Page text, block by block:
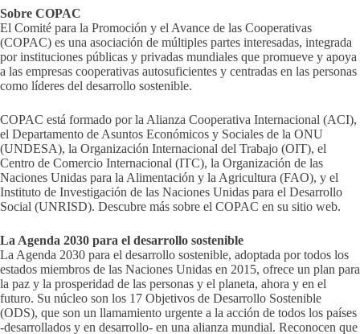
Sobre COPAC
El Comité para la Promoción y el Avance de las Cooperativas
(COPAC) es una asociación de múltiples partes interesadas, integrada
por instituciones públicas y privadas mundiales que promueve y apoya
a las empresas cooperativas autosuficientes y centradas en las personas
como líderes del desarrollo sostenible.
COPAC está formado por la Alianza Cooperativa Internacional (ACI),
el Departamento de Asuntos Económicos y Sociales de la ONU
(UNDESA), la Organización Internacional del Trabajo (OIT), el
Centro de Comercio Internacional (ITC), la Organización de las
Naciones Unidas para la Alimentación y la Agricultura (FAO), y el
Instituto de Investigación de las Naciones Unidas para el Desarrollo
Social (UNRISD). Descubre más sobre el COPAC en su sitio web.
La Agenda 2030 para el desarrollo sostenible
La Agenda 2030 para el desarrollo sostenible, adoptada por todos los
estados miembros de las Naciones Unidas en 2015, ofrece un plan para
la paz y la prosperidad de las personas y el planeta, ahora y en el
futuro. Su núcleo son los 17 Objetivos de Desarrollo Sostenible
(ODS), que son un llamamiento urgente a la acción de todos los países
-desarrollados y en desarrollo- en una alianza mundial. Reconocen que